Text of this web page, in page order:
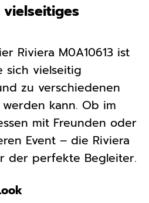
vielseitiges
Riviera M0A10613 ist
sich vielseitig
zu verschiedenen
kann. Ob im
mit Freunden oder
Event – die Riviera
der perfekte Begleiter.